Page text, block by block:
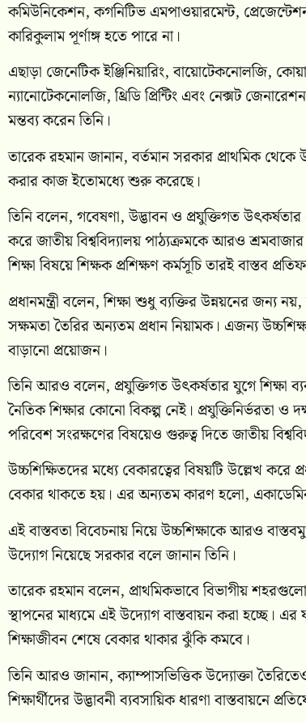
কমিউনিকেশন, কগনিটিভ এমপাওয়ারমেন্ট,
কারিকুলাম পূর্ণাঙ্গ হতে পারে না।
এছাড়া জেনেটিক ইঞ্জিনিয়ারিং, বায়োটেকনোলজি,
ন্যানোটেকনোলজি, থ্রিডি প্রিন্টিং এবং নেক্সট
মন্তব্য করেন তিনি।
তারেক রহমান জানান, বর্তমান সরকার প্রাথমিক থেকে
করার কাজ ইতোমধ্যে শুরু করেছে।
তিনি বলেন, গবেষণা, উদ্ভাবন ও প্রযুক্তিগত উৎকর্ষতার
করে জাতীয় বিশ্ববিদ্যালয় পাঠ্যক্রমকে আরও
শিক্ষা বিষয়ে শিক্ষক প্রশিক্ষণ কর্মসূচি তারই বাস্তব
প্রধানমন্ত্রী বলেন, শিক্ষা শুধু ব্যক্তির উন্নয়নের জন্য
সক্ষমতা তৈরির অন্যতম প্রধান নিয়ামক। এজন্য
বাড়ানো প্রয়োজন।
তিনি আরও বলেন, প্রযুক্তিগত উৎকর্ষতার যুগে
নৈতিক শিক্ষার কোনো বিকল্প নেই। প্রযুক্তিনির্ভরতা ও
পরিবেশ সংরক্ষণের বিষয়েও গুরুত্ব দিতে জাতীয়
উচ্চশিক্ষিতদের মধ্যে বেকারত্বের বিষয়টি উল্লেখ করে
বেকার থাকতে হয়। এর অন্যতম কারণ হলো,
এই বাস্তবতা বিবেচনায় নিয়ে উচ্চশিক্ষাকে আরও
উদ্যোগ নিয়েছে সরকার বলে জানান তিনি।
তারেক রহমান বলেন, প্রাথমিকভাবে বিভাগীয়
স্থাপনের মাধ্যমে এই উদ্যোগ বাস্তবায়ন করা হচ্ছে।
শিক্ষাজীবন শেষে বেকার থাকার ঝুঁকি কমবে।
তিনি আরও জানান, ক্যাম্পাসভিত্তিক উদ্যোক্তা
শিক্ষার্থীদের উদ্ভাবনী ব্যবসায়িক ধারণা বাস্তবায়নে